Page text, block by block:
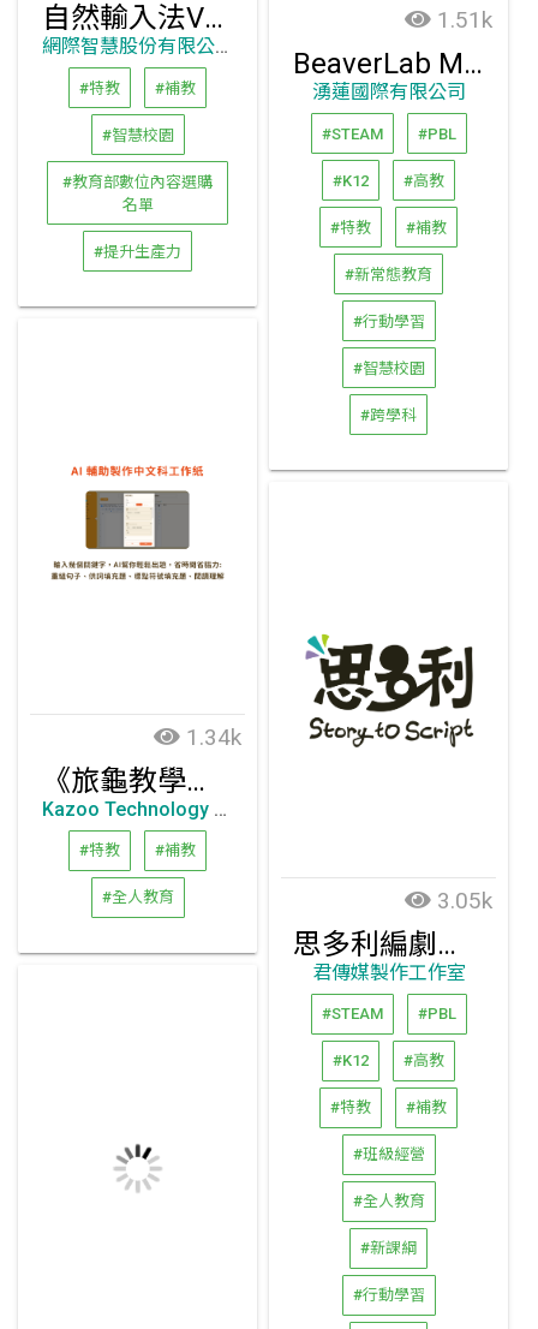
自然輸入法V13 專業版
網際智慧股份有限公司
#特教 #補教
#智慧校園
#教育部數位內容選購
名單
#提升生產力
1.51k
BeaverLab M2 智能大螢幕顯微鏡
湧蓮國際有限公司
#STEAM #PBL
#K12 #高教
#特教 #補教
#新常態教育
#行動學習
#智慧校園
#跨學科
1.34k
《旅龜教學》平台
Kazoo Technology (Hong Kong) Limited
#特教 #補教
#全人教育 3.05k
思多利編劇與腳本創作平臺
君傳媒製作工作室
#STEAM #PBL
#K12 #高教
#特教 #補教
#班級經營
#全人教育
#新課綱
#行動學習